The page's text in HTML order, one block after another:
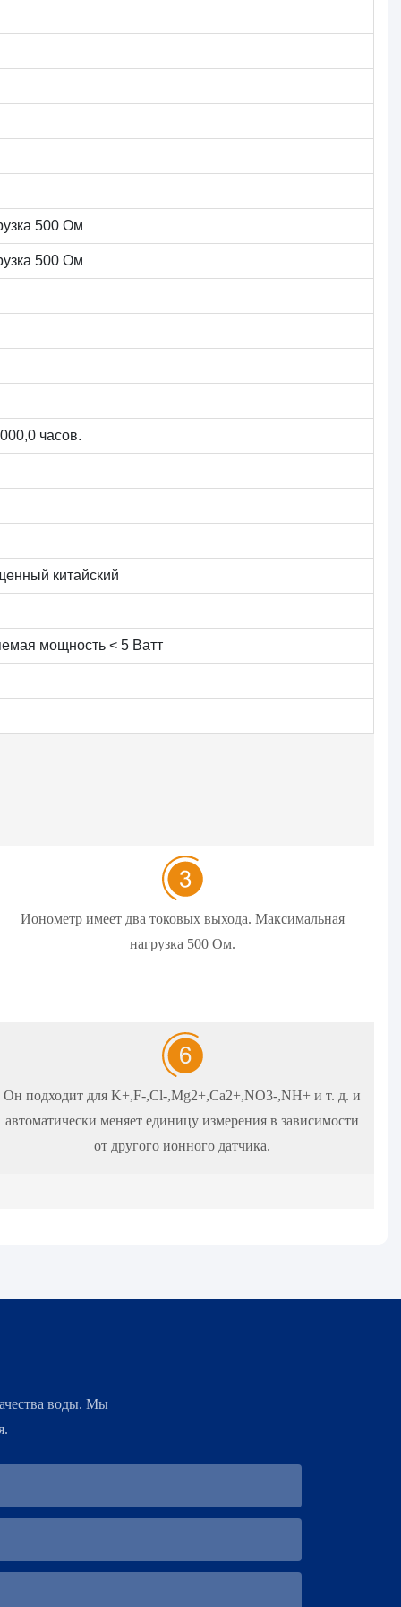
500 Ом
500 Ом
часов.
китайский
мощность < 5 Ватт
Ионометр имеет два токовых выхода. Максимальная
нагрузка 500 Ом.
Он подходит для K+,F-,Cl-,Mg2+,Ca2+,NO3-,NH+ и т. д. и
автоматически меняет единицу измерения в зависимости
от другого ионного датчика.
воды. Мы